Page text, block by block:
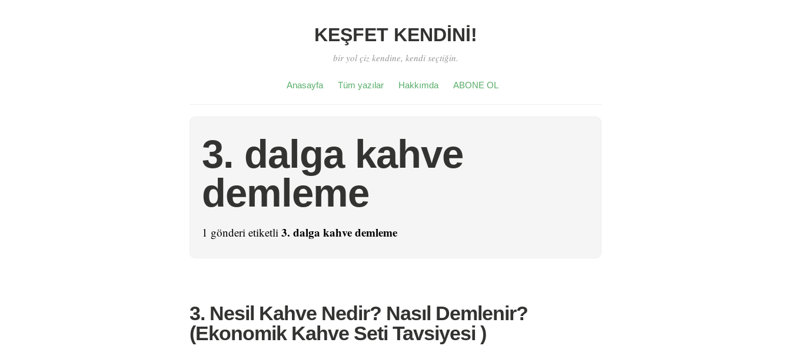
KEŞFET KENDİNİ!
bir yol çiz kendine, kendi seçtiğin.
Anasayfa Tüm yazılar Hakkımda ABONE OL
3. dalga kahve
demleme
1 gönderi etiketli 3. dalga kahve demleme
3. Nesil Kahve Nedir? Nasıl Demlenir?
(Ekonomik Kahve Seti Tavsiyesi )